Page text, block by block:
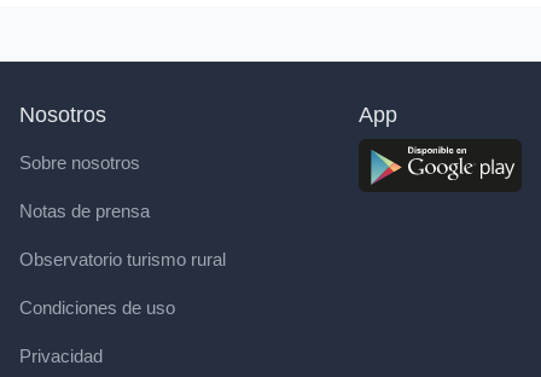
Nosotros
Sobre nosotros
Notas de prensa
Observatorio turismo rural
Condiciones de uso
Privacidad
App